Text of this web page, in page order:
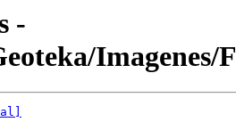
-
Imagenes/